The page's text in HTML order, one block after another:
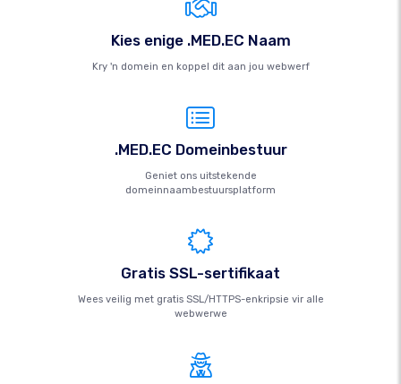
Kies enige .MED.EC Naam
Kry 'n domein en koppel dit aan jou webwerf
.MED.EC Domeinbestuur
Geniet ons uitstekende
domeinnaambestuursplatform
Gratis SSL-sertifikaat
Wees veilig met gratis SSL/HTTPS-enkripsie vir alle
webwerwe